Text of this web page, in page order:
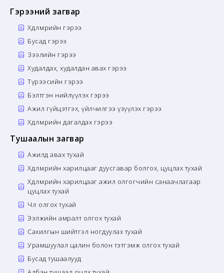
Гэрээний загвар
Хөдөлмөрийн гэрээ
Бусад гэрээ
Зээлийн гэрээ
Худалдах, худалдан авах гэрээ
Түрээсийн гэрээ
Бэлтгэн нийлүүлэх гэрээ
Ажил гүйцэтгэх, үйлчилгээ үзүүлэх гэрээ
Хөдөлмөрийн дагалдах гэрээ
Тушаалын загвар
Ажилд авах тухай
Хөдөлмөрийн харилцааг дуусгавар болгох, цуцлах тухай
Хөдөлмөрийн харилцааг ажил олгогчийн санаачлагаар
цуцлах тухай
Чөлөө олгох тухай
Ээлжийн амралт олгох тухай
Сахилгын шийтгэл ногдуулах тухай
Урамшуулал цалин болон тэтгэмж олгох тухай
Бусад тушаалууд